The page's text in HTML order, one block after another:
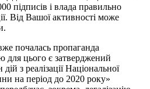
підписів і влада правильно
Від Вашої активності може
почалась пропаганда
для цього є затверджений
з реалізації Національної
на період до 2020 року»